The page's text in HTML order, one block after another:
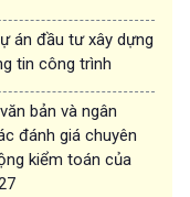
án đầu tư xây dựng
tin công trình
bản và ngân
đánh giá chuyên
kiểm toán của